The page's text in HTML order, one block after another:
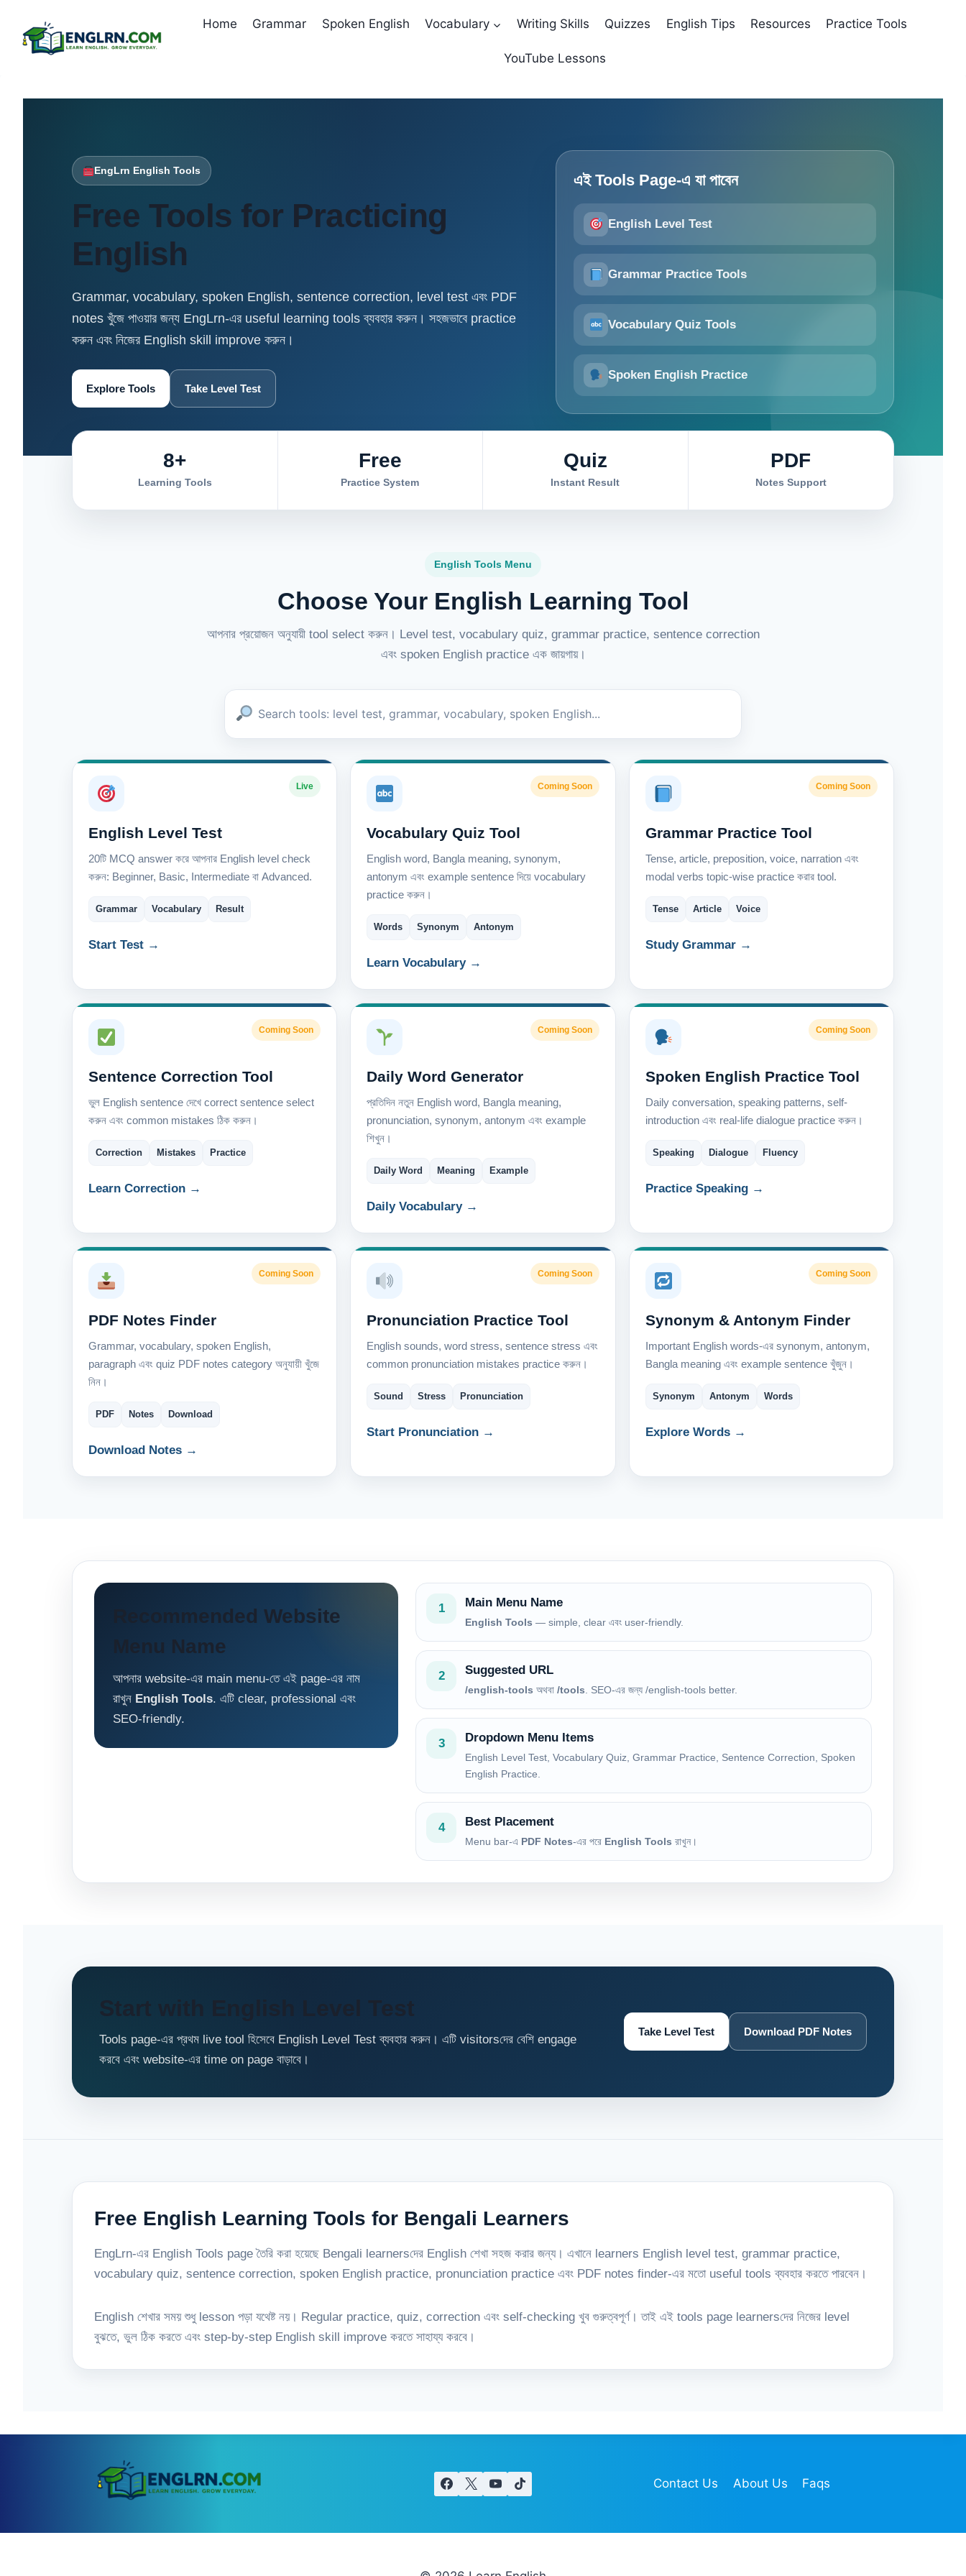
content
Home Grammar Spoken English Vocabulary Writing Skills Quizzes English Tips Resources Practice Tools
YouTube Lessons
EngLrn English Tools
Free Tools for Practicing
English
Grammar, vocabulary, spoken English, sentence correction, level test এবং PDF
notes খুঁজে পাওয়ার জন্য EngLrn-এর useful learning tools ব্যবহার করুন। সহজভাবে practice
করুন এবং নিজের English skill improve করুন।
Explore Tools Take Level Test
এই Tools Page-এ যা পাবেন
English Level Test
Grammar Practice Tools
Vocabulary Quiz Tools
Spoken English Practice
8+
Learning Tools
Free
Practice System
Quiz
Instant Result
PDF
Notes Support
English Tools Menu
Choose Your English Learning Tool
আপনার প্রয়োজন অনুযায়ী tool select করুন। Level test, vocabulary quiz, grammar practice, sentence correction
এবং spoken English practice এক জায়গায়।
Live
English Level Test
20টি MCQ answer করে আপনার English level check
করুন: Beginner, Basic, Intermediate বা Advanced.
Grammar Vocabulary Result
Start Test →
Coming Soon
Vocabulary Quiz Tool
English word, Bangla meaning, synonym,
antonym এবং example sentence দিয়ে vocabulary
practice করুন।
Words Synonym Antonym
Learn Vocabulary →
Coming Soon
Grammar Practice Tool
Tense, article, preposition, voice, narration এবং
modal verbs topic-wise practice করার tool.
Tense Article Voice
Study Grammar →
Coming Soon
Sentence Correction Tool
ভুল English sentence দেখে correct sentence select
করুন এবং common mistakes ঠিক করুন।
Correction Mistakes Practice
Learn Correction →
Coming Soon
Daily Word Generator
প্রতিদিন নতুন English word, Bangla meaning,
pronunciation, synonym, antonym এবং example
শিখুন।
Daily Word Meaning Example
Daily Vocabulary →
Coming Soon
Spoken English Practice Tool
Daily conversation, speaking patterns, self-
introduction এবং real-life dialogue practice করুন।
Speaking Dialogue Fluency
Practice Speaking →
Coming Soon
PDF Notes Finder
Grammar, vocabulary, spoken English,
paragraph এবং quiz PDF notes category অনুযায়ী খুঁজে
নিন।
PDF Notes Download
Download Notes →
Coming Soon
Pronunciation Practice Tool
English sounds, word stress, sentence stress এবং
common pronunciation mistakes practice করুন।
Sound Stress Pronunciation
Start Pronunciation →
Coming Soon
Synonym & Antonym Finder
Important English words-এর synonym, antonym,
Bangla meaning এবং example sentence খুঁজুন।
Synonym Antonym Words
Explore Words →
Recommended Website
Menu Name
আপনার website-এর main menu-তে এই page-এর নাম
রাখুন English Tools. এটি clear, professional এবং
SEO-friendly.
1 Main Menu Name
English Tools — simple, clear এবং user-friendly.
2 Suggested URL
/english-tools অথবা/tools . SEO-এর জন্য /english-tools better.
3 Dropdown Menu Items
English Level Test, Vocabulary Quiz, Grammar Practice, Sentence Correction, Spoken
English Practice.
4 Best Placement
Menu bar-এ PDF Notes-এর পরে English Tools রাখুন।
Start with English Level Test
Tools page-এর প্রথম live tool হিসেবে English Level Test ব্যবহার করুন। এটি visitorsদের বেশি engage
করবে এবং website-এর time on page বাড়াবে।
Take Level Test Download PDF Notes
Free English Learning Tools for Bengali Learners
EngLrn-এর English Tools page তৈরি করা হয়েছে Bengali learnersদের English শেখা সহজ করার জন্য। এখানে learners English level test, grammar practice,
vocabulary quiz, sentence correction, spoken English practice, pronunciation practice এবং PDF notes finder-এর মতো useful tools ব্যবহার করতে পারবেন।
English শেখার সময় শুধু lesson পড়া যথেষ্ট নয়। Regular practice, quiz, correction এবং self-checking খুব গুরুত্বপূর্ণ। তাই এই tools page learnersদের নিজের level
বুঝতে, ভুল ঠিক করতে এবং step-by-step English skill improve করতে সাহায্য করবে।
Contact Us About Us Faqs